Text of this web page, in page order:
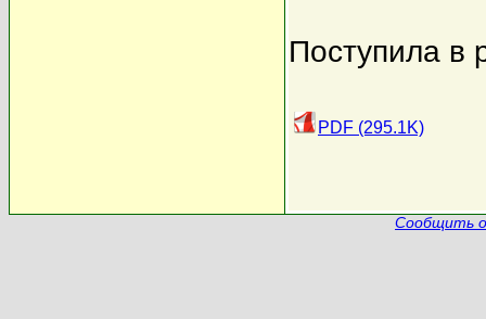
Поступила в
PDF (295.1K)
Сообщить о